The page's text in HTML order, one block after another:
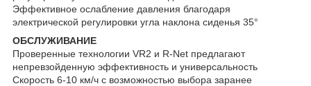
Эффективное ослабление давления благодаря
электрической регулировки угла наклона сиденья 35°
ОБСЛУЖИВАНИЕ
Проверенные технологии VR2 и R-Net предлагают
непревзойденную эффективность и универсальность
Скорость 6-10 км/ч с возможностью выбора заранее